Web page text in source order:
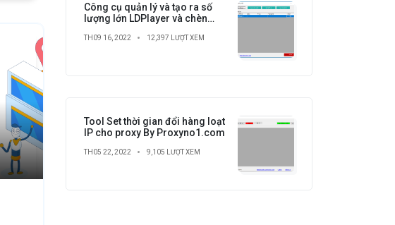
Công cụ quản lý và tạo ra số
lượng lớn LDPlayer và chèn
TH09 16, 2022 12,397 LƯỢT XEM
Tool Set thời gian đổi hàng loạt
IP cho proxy By Proxyno1.com
TH05 22, 2022 9,105 LƯỢT XEM